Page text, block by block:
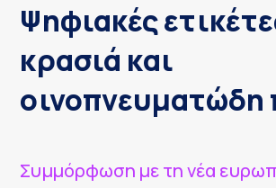
Ψηφιακές
κρασιά και
οινοπνευματώδη
Συμμόρφωση με τη νέα